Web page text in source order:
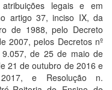
legais e em
artigo 37, inciso IX, da
de 1988, pelo Decreto
2007, pelos Decretos nº
de 25 de maio de
21 de outubro de 2016 e
e Resolução n.